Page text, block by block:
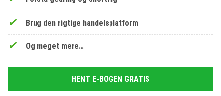
Brug den rigtige handelsplatform
Og meget mere…
HENT E-BOGEN GRATIS